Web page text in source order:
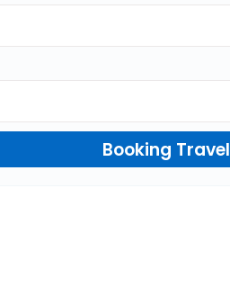
Booking Travel